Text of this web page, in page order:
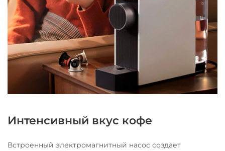
Интенсивный вкус кофе
Встроенный электромагнитный насос создает